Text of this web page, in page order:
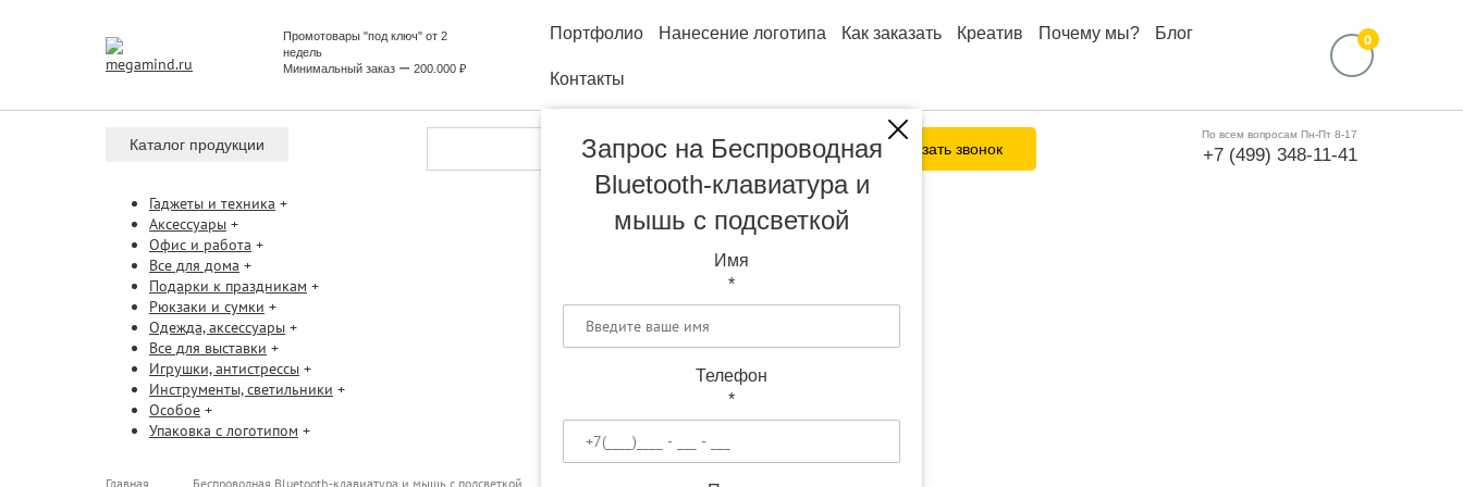
Промотовары "под ключ" от 2
недель
Минимальный заказ ー 200.000 ₽
Портфолио Нанесение логотипа Как заказать Креатив Почему мы? Блог
Контакты
0
Каталог продукции
Гаджеты и техника +
Аксессуары +
Офис и работа +
Все для дома +
Подарки к праздникам +
Рюкзаки и сумки +
Одежда, аксессуары +
Все для выставки +
Игрушки, антистрессы +
Инструменты, светильники +
Особое +
Упаковка с логотипом +
Заказать звонок
По всем вопросам Пн-Пт 8-17
+7 (499) 348-11-41
Главная Беспроводная Bluetooth-клавиатура и мышь с подсветкой
Запрос на Беспроводная
Bluetooth-клавиатура и
мышь с подсветкой
Имя
*
Телефон
*